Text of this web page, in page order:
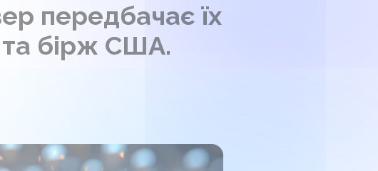
передбачає їх
та бірж США.